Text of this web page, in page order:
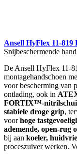
Ansell HyFlex 11-819
Snijbeschermende
De Ansell HyFlex 11-
montagehandschoen
voor bescherming van
ontlading, ook in
FORTIX™-
stabiele droge grip,
voorhoge
ademende, open-rug
bij aan koeler,
proceszuiver werken.